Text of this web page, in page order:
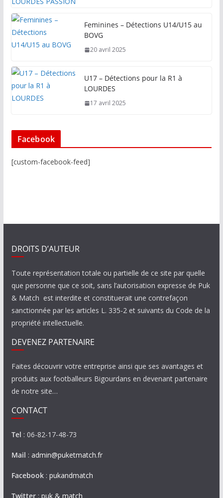
Feminines – Détections U14/U15 au
BOVG
20 avril 2025
U17 – Détections pour la R1 à
LOURDES
17 avril 2025
Facebook
[custom-facebook-feed]
DROITS D’AUTEUR
Toute représentation totale ou partielle de ce site par quelle
que personne que ce soit, sans l’autorisation expresse de Puk
& Match est interdite et constituerait une contrefaçon
sanctionnée par les articles L. 335-2 et suivants du Code de la
propriété intellectuelle.
DEVENEZ PARTENAIRE
Faites découvrir votre entreprise ainsi que ses avantages et
produits aux footballeurs Bigourdans en devenant partenaire
de notre site…
CONTACT
Tel : 06-82-17-48-73
Mail : admin@puketmatch.fr
Facebook: pukandmatch
Twitter: puk & match